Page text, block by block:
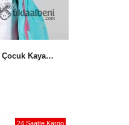
Çocuk Kar Eldiveni Kız Çocuk Kayak İçin B-814 Bordo
24 Saatte Kargo